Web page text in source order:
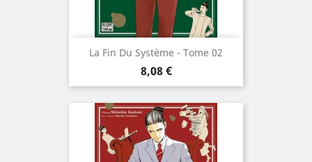
La Fin Du Système - Tome 02
Prix
8,08 €